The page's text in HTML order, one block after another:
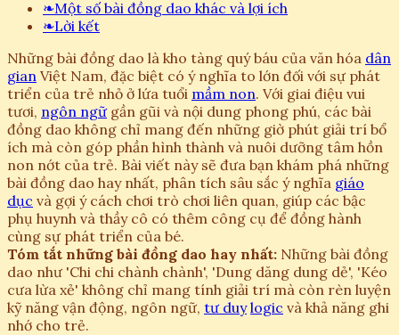
❧Một số bài đồng dao khác và lợi ích
❧Lời kết
Những bài đồng dao là kho tàng quý báu của văn hóa dân
gian Việt Nam, đặc biệt có ý nghĩa to lớn đối với sự phát
triển của trẻ nhỏ ở lứa tuổi mầm non. Với giai điệu vui
tươi, ngôn ngữgần gũi và nội dung phong phú, các bài
đồng dao không chỉ mang đến những giờ phút giải trí bổ
ích mà còn góp phần hình thành và nuôi dưỡng tâm hồn
non nớt của trẻ. Bài viết này sẽ đưa bạn khám phá những
bài đồng dao hay nhất, phân tích sâu sắc ý nghĩa giáo
dục và gợi ý cách chơi trò chơi liên quan, giúp các bậc
phụ huynh và thầy cô có thêm công cụ để đồng hành
cùng sự phát triển của bé.
Tóm tắt những bài đồng dao hay nhất: Những bài đồng
dao như 'Chi chi chành chành', 'Dung dăng dung dẻ', 'Kéo
cưa lừa xẻ' không chỉ mang tính giải trí mà còn rèn luyện
kỹ năng vận động, ngôn ngữ, tư duy logic và khả năng ghi
nhớ cho trẻ.